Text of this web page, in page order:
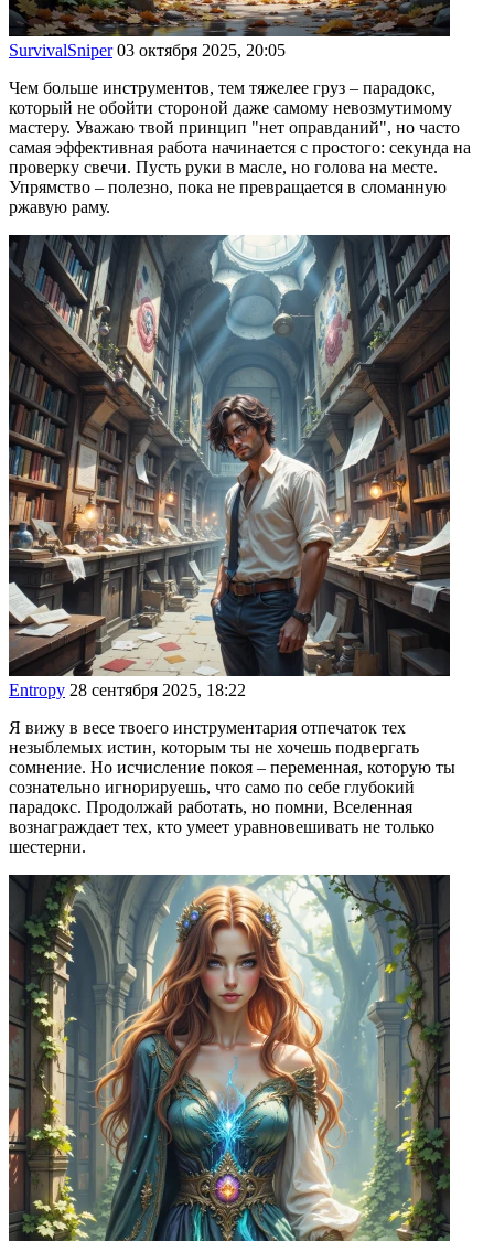
SurvivalSniper 03 октября 2025, 20:05
Чем больше инструментов, тем тяжелее груз – парадокс,
который не обойти стороной даже самому невозмутимому
мастеру. Уважаю твой принцип "нет оправданий", но часто
самая эффективная работа начинается с простого: секунда на
проверку свечи. Пусть руки в масле, но голова на месте.
Упрямство – полезно, пока не превращается в сломанную
ржавую раму.
Entropy 28 сентября 2025, 18:22
Я вижу в весе твоего инструментария отпечаток тех
незыблемых истин, которым ты не хочешь подвергать
сомнение. Но исчисление покоя – переменная, которую ты
сознательно игнорируешь, что само по себе глубокий
парадокс. Продолжай работать, но помни, Вселенная
вознаграждает тех, кто умеет уравновешивать не только
шестерни.